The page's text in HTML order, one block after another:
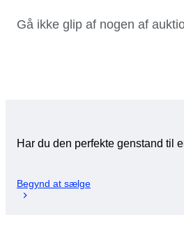
Gå ikke glip af nogen af
Har du den perfekte genstand til
Begynd at sælge